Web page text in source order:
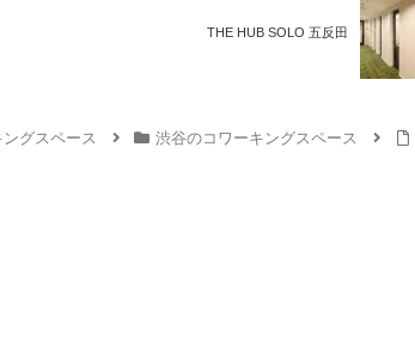
THE HUB SOLO 五反田
グスペース 渋谷のコワーキングスペース